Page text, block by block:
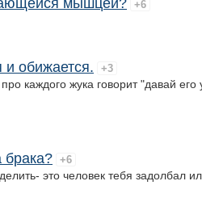
+6
обижается. +3
каждого жука говорит "давай его
брака? +6
это человек тебя задолбал